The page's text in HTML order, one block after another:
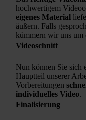
hochwertigem
eigenes Material
äußern. Falls
kümmern wir uns um
Videoschnitt
Nun können Sie sich
Hauptteil unserer
Vorbereitungen
individuelles Video.
Finalisierung